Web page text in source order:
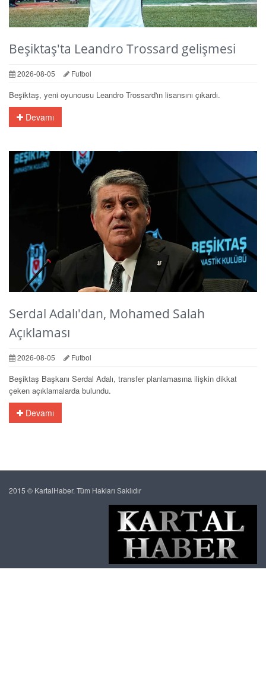
Beşiktaş'ta Leandro Trossard gelişmesi
2026-08-05 Futbol
Beşiktaş, yeni oyuncusu Leandro Trossard'ın lisansını çıkardı.
Devamı
Serdal Adalı'dan, Mohamed Salah
Açıklaması
2026-08-05 Futbol
Beşiktaş Başkanı Serdal Adalı, transfer planlamasına ilişkin dikkat
çeken açıklamalarda bulundu.
Devamı
2015 © KartalHaber. Tüm Hakları Saklıdır